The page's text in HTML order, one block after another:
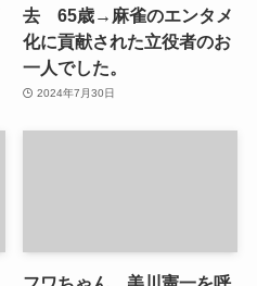
去 65歳→麻雀のエンタメ
化に貢献された立役者のお
一人でした。
2024年7月30日